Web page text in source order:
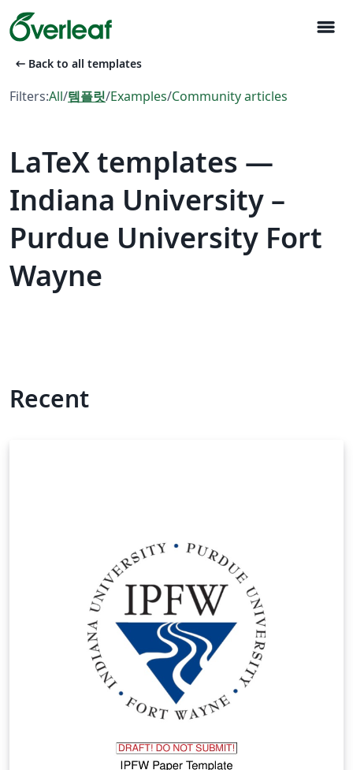
menu
arrow_left_alt Back to all templates
Filters:All/템플릿/Examples/Community articles
LaTeX templates —
Indiana University –
Purdue University Fort
Wayne
Recent